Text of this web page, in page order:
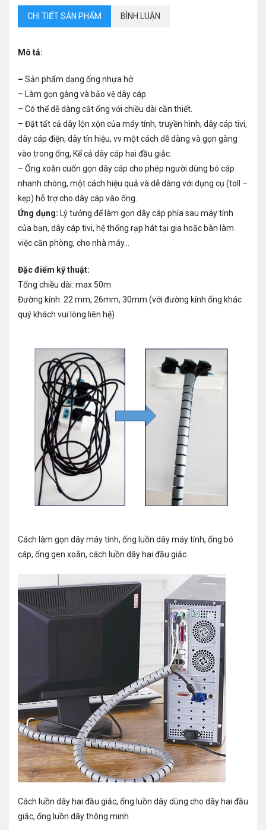
CHI TIẾT SẢN PHẨM BÌNH LUẬN
Mô tả:
– Sản phẩm dạng ống nhựa hở
– Làm gọn gàng và bảo vệ dây cáp.
– Có thể dễ dàng cắt ống với chiều dài cần thiết.
– Đặt tất cả dây lộn xộn của máy tính, truyền hình, dây cáp tivi,
dây cáp điện, dây tín hiệu, vv một cách dễ dàng và gọn gàng
vào trong ống, Kể cả dây cáp hai đầu giắc.
– Ống xoắn cuốn gọn dây cáp cho phép người dùng bó cáp
nhanh chóng, một cách hiệu quả và dễ dàng với dụng cụ (toll –
kẹp) hỗ trợ cho dây cáp vào ống.
Ứng dụng: Lý tưởng để làm gọn dây cáp phía sau máy tính
của bạn, dây cáp tivi, hệ thống rạp hát tại gia hoặc bàn làm
việc căn phòng, cho nhà máy…
Đặc điểm kỹ thuật:
Tổng chiều dài: max 50m
Đường kính: 22 mm, 26mm, 30mm (với đường kính ống khác
quý khách vui lòng liên hệ)
Cách làm gọn dây máy tính, ống luồn dây máy tính, ống bó
cáp, ống gen xoắn, cách luồn dây hai đầu giắc
Cách luồn dây hai đầu giắc, ống luồn dây dùng cho dây hai đầu
giắc, ống luồn dây thông minh